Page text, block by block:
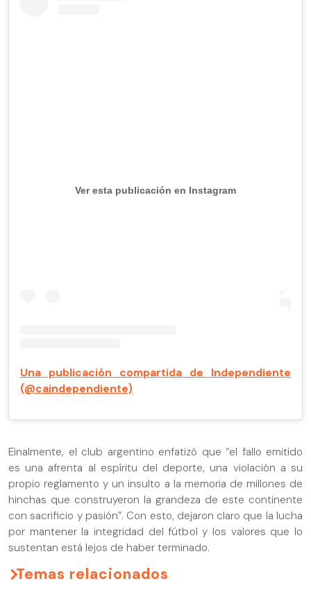
Ver esta publicación en Instagram
Una publicación compartida de Independiente
(@caindependiente)
Einalmente, el club argentino enfatizó que “el fallo emitido
es una afrenta al espíritu del deporte, una violación a su
propio reglamento y un insulto a la memoria de millones de
hinchas que construyeron la grandeza de este continente
con sacrificio y pasión”. Con esto, dejaron claro que la lucha
por mantener la integridad del fútbol y los valores que lo
sustentan está lejos de haber terminado.
Temas relacionados